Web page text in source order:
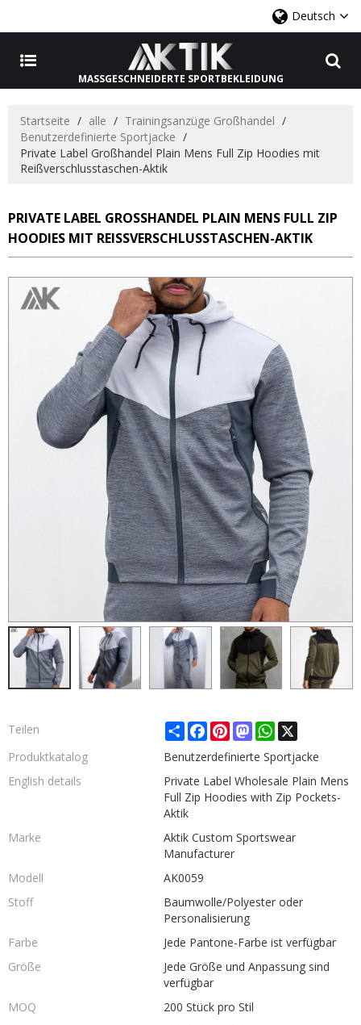
Deutsch
MASSGESCHNEIDERTE SPORTBEKLEIDUNG
Startseite / alle / Trainingsanzüge Großhandel /
Benutzerdefinierte Sportjacke /
Private Label Großhandel Plain Mens Full Zip Hoodies mit
Reißverschlusstaschen-Aktik
PRIVATE LABEL GROSSHANDEL PLAIN MENS FULL ZIP H
OODIES MIT REISSVERSCHLUSSTASCHEN-AKTIK
Teilen ShareFacebook
PinterestMastodonWhatsApp
X
Produktkatalog
Benutzerdefinierte Sportjacke
English details
Private Label Wholesale Plain Mens
Full Zip Hoodies with Zip Pockets-
Aktik
Marke
Aktik Custom Sportswear
Manufacturer
Modell
AK0059
Stoff
Baumwolle/Polyester oder
Personalisierung
Farbe
Jede Pantone-Farbe ist verfügbar
Größe
Jede Größe und Anpassung sind
verfügbar
MOQ
200 Stück pro Stil